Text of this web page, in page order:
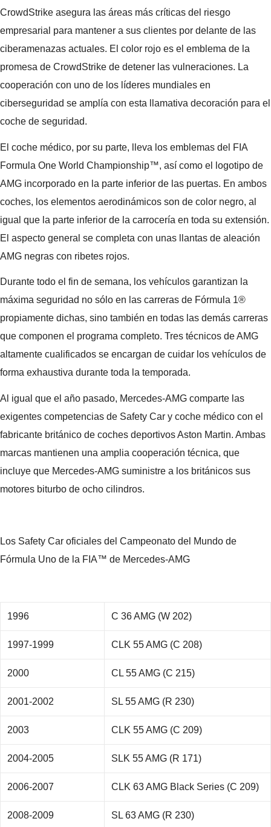
CrowdStrike asegura las áreas más críticas del riesgo
empresarial para mantener a sus clientes por delante de las
ciberamenazas actuales. El color rojo es el emblema de la
promesa de CrowdStrike de detener las vulneraciones. La
cooperación con uno de los líderes mundiales en
ciberseguridad se amplía con esta llamativa decoración para el
coche de seguridad.
El coche médico, por su parte, lleva los emblemas del FIA
Formula One World Championship™, así como el logotipo de
AMG incorporado en la parte inferior de las puertas. En ambos
coches, los elementos aerodinámicos son de color negro, al
igual que la parte inferior de la carrocería en toda su extensión.
El aspecto general se completa con unas llantas de aleación
AMG negras con ribetes rojos.
Durante todo el fin de semana, los vehículos garantizan la
máxima seguridad no sólo en las carreras de Fórmula 1®
propiamente dichas, sino también en todas las demás carreras
que componen el programa completo. Tres técnicos de AMG
altamente cualificados se encargan de cuidar los vehículos de
forma exhaustiva durante toda la temporada.
Al igual que el año pasado, Mercedes-AMG comparte las
exigentes competencias de Safety Car y coche médico con el
fabricante británico de coches deportivos Aston Martin. Ambas
marcas mantienen una amplia cooperación técnica, que
incluye que Mercedes-AMG suministre a los británicos sus
motores biturbo de ocho cilindros.
Los Safety Car oficiales del Campeonato del Mundo de
Fórmula Uno de la FIA™ de Mercedes-AMG
1996 C 36 AMG (W 202)
1997-1999 CLK 55 AMG (C 208)
2000 CL 55 AMG (C 215)
2001-2002 SL 55 AMG (R 230)
2003 CLK 55 AMG (C 209)
2004-2005 SLK 55 AMG (R 171)
2006-2007 CLK 63 AMG Black Series (C 209)
2008-2009 SL 63 AMG (R 230)